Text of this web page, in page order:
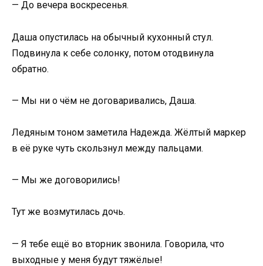
— До вечера воскресенья.
Даша опустилась на обычный кухонный стул.
Подвинула к себе солонку, потом отодвинула
обратно.
— Мы ни о чём не договаривались, Даша.
Ледяным тоном заметила Надежда. Жёлтый маркер
в её руке чуть скользнул между пальцами.
— Мы же договорились!
Тут же возмутилась дочь.
— Я тебе ещё во вторник звонила. Говорила, что
выходные у меня будут тяжёлые!